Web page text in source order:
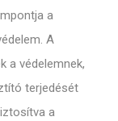
a
A
a védelemnek,
terjedését
a